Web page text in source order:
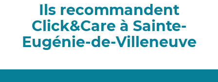
Ils recommandent
Click&Care à Sainte-
Eugénie-de-Villeneuve